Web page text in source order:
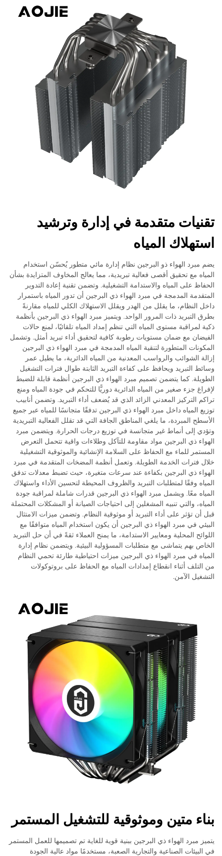
تقنيات متقدمة في إدارة وترشيد
استهلاك المياه
يضم مبرد الهواء ذو البرجين نظام إدارة مائي متطور يُحسّن استخدام
المياه مع تحقيق أقصى فعالية تبريدية، مما يعالج المخاوف المتزايدة بشأن
الحفاظ على المياه والاستدامة التشغيلية. وتضمن تقنية إعادة التدوير
المتقدمة المدمجة في مبرد الهواء ذي البرجين أن تدور المياه باستمرار
داخل النظام، ما يقلل من الهدر ويقلل الاستهلاك الكلي للمياه مقارنةً
بطرق التبريد ذات المرور الواحد. ويتميز مبرد الهواء ذي البرجين بأنظمة
ذكية لمراقبة مستوى المياه التي تنظم إمداد المياه تلقائيًا، لمنع حالات
الفيضان مع ضمان مستويات رطوبة كافية لتحقيق أداء تبريد أمثل. وتشمل
المكونات المتطورة لتنقية المياه المدمجة في مبرد الهواء ذي البرجين
إزالة الشوائب والرواسب المعدنية من المياه الدائرية، ما يطيل عمر
وسائط التبريد ويحافظ على كفاءة التبريد الثابتة طوال فترات التشغيل
الطويلة. كما يتضمن تصميم مبرد الهواء ذي البرجين أنظمة قابلة للضبط
لإفراغ جزء صغير من المياه الدائرية دوريًّا للتحكم في جودة المياه ومنع
تراكم التركيز المعدني الزائد الذي قد يُضعف أداء التبريد. وتضمن أنابيب
توزيع المياه داخل مبرد الهواء ذي البرجين تدفقًا متجانسًا للمياه عبر جميع
الأسطح المبردة، ما يلغي المناطق الجافة التي قد تقلل الفعالية التبريدية
وتؤدي إلى أنماط غير متجانسة في توزيع درجات الحرارة. ويتضمن مبرد
الهواء ذي البرجين مواد مقاومة للتآكل وطلاءات واقية تتحمل التعرض
المستمر للماء مع الحفاظ على السلامة الإنشائية والموثوقية التشغيلية
خلال فترات الخدمة الطويلة. وتعمل أنظمة المضخات المتقدمة في مبرد
الهواء ذي البرجين بكفاءة عند سرعات متغيرة، حيث تضبط معدلات تدفق
المياه وفقًا لمتطلبات التبريد والظروف المحيطة لتحسين الأداء واستهلاك
المياه معًا. ويشمل مبرد الهواء ذي البرجين قدرات شاملة لمراقبة جودة
المياه، والتي تنبيه المشغلين إلى احتياجات الصيانة أو المشكلات المحتملة
قبل أن تؤثر على أداء التبريد أو موثوقية النظام. وتضمن ميزات الامتثال
البيئي في مبرد الهواء ذي البرجين أن يكون استخدام المياه متوافقًا مع
اللوائح المحلية ومعايير الاستدامة، ما يمنح العملاء ثقةً في أن حل التبريد
الخاص بهم يتماشى مع متطلبات المسؤولية البيئية. ويتضمن نظام إدارة
المياه في مبرد الهواء ذي البرجين ميزات احتياطية طارئة تحمي النظام
من التلف أثناء انقطاع إمدادات المياه مع الحفاظ على بروتوكولات
التشغيل الآمن.
بناء متين وموثوقية للتشغيل المستمر
يتميز مبرد الهواء ذي البرجين ببنية قوية للغاية تم تصميمها للعمل المستمر
في البيئات الصناعية والتجارية الصعبة، مستخدمًا مواد عالية الجودة